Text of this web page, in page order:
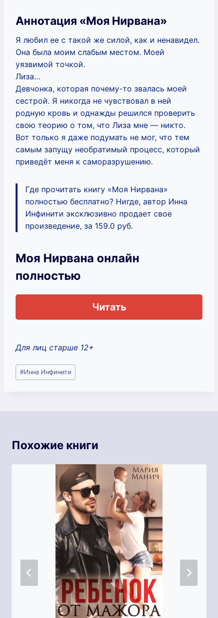
Аннотация «Моя Нирвана»
Я любил ее с такой же силой, как и ненавидел.
Она была моим слабым местом. Моей
уязвимой точкой.
Лиза…
Девчонка, которая почему-то звалась моей
сестрой. Я никогда не чувствовал в ней
родную кровь и однажды решился проверить
свою теорию о том, что Лиза мне — никто.
Вот только я даже подумать не мог, что тем
самым запущу необратимый процесс, который
приведёт меня к саморазрушению.
Где прочитать книгу «Моя Нирвана»
полностью бесплатно? Нигде, автор Инна
Инфинити эксклюзивно продает свое
произведение, за 159.0 руб.
Моя Нирвана онлайн
полностью
Читать
Для лиц старше 12+
Метки
записи:
#Инна Инфинити
Похожие книги